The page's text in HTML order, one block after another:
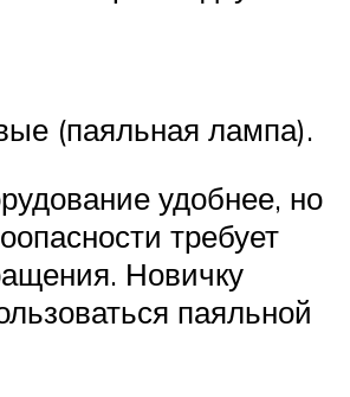
(паяльная лампа).
удобнее, но
требует
Новичку
паяльной